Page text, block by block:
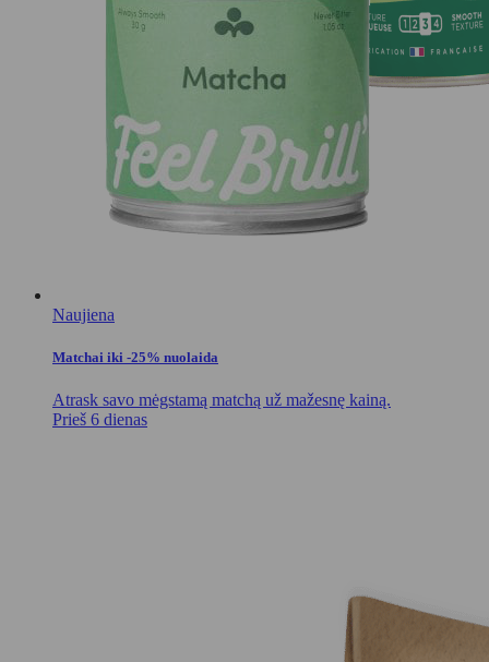
Naujiena
Matchai iki -25% nuolaida
Atrask savo mėgstamą matchą už mažesnę kainą.
Prieš 6 dienas